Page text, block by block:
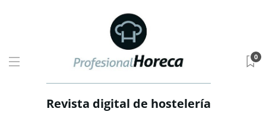
Revista digital de hostelería
0